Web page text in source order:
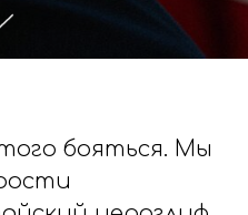
бояться. Мы